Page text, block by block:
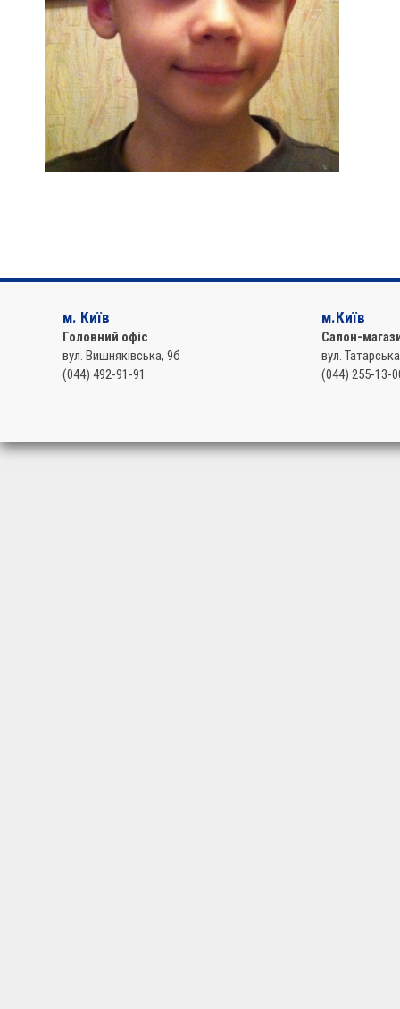
м. Київ
Головний офіс
вул. Вишняківська, 9б
(044) 492-91-91
м.Київ
Салон-
вул.
(044) 255-13-